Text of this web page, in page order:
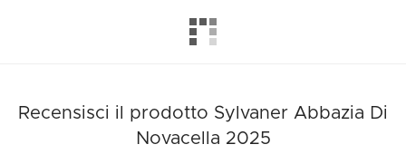
Recensisci il prodotto Sylvaner Abbazia Di
Novacella 2025